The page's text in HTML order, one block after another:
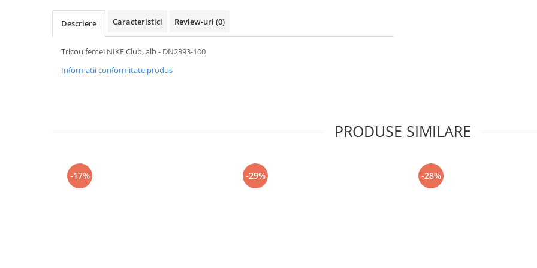
Descriere Caracteristici Review-uri (0)
Tricou femei NIKE Club, alb - DN2393-100
Informatii conformitate produs
PRODUSE SIMILARE
-17% -29% -28%